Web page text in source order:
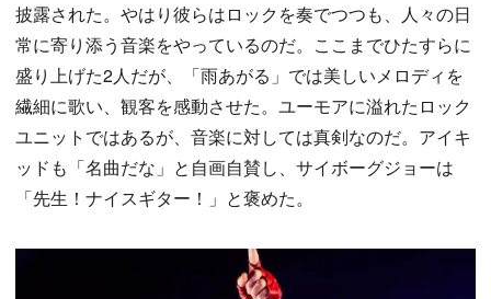
披露された。やはり彼らはロックを奏でつつも、人々の日
常に寄り添う音楽をやっているのだ。ここまでひたすらに
盛り上げた2人だが、「雨あがる」では美しいメロディを
繊細に歌い、観客を感動させた。ユーモアに溢れたロック
ユニットではあるが、音楽に対しては真剣なのだ。アイキ
ッドも「名曲だな」と自画自賛し、サイボーグジョーは
「先生！ナイスギター！」と褒めた。